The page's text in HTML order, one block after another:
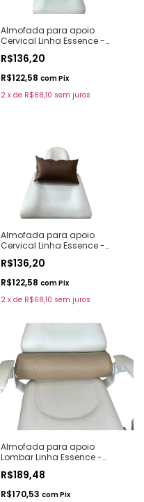
Almofada para apoio
Cervical Linha Essence -
R$136,20
R$122,58 comPix
2 x de R$68,10 sem juros
Almofada para apoio
Cervical Linha Essence -
R$136,20
R$122,58 comPix
2 x de R$68,10 sem juros
Almofada para apoio
Lombar Linha Essence -
R$189,48
R$170,53 comPix